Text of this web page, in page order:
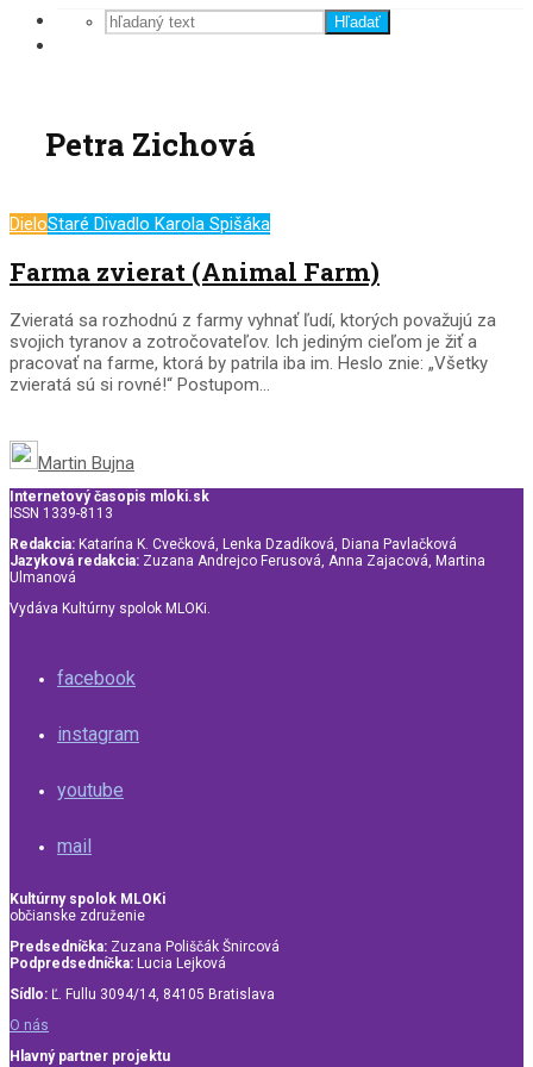
Hľadať
Petra Zichová
DieloStaré Divadlo Karola Spišáka
Farma zvierat (Animal Farm)
Zvieratá sa rozhodnú z farmy vyhnať ľudí, ktorých považujú za
svojich tyranov a zotročovateľov. Ich jediným cieľom je žiť a
pracovať na farme, ktorá by patrila iba im. Heslo znie: „Všetky
zvieratá sú si rovné!“ Postupom...
Martin Bujna
Internetový časopis mloki.sk
ISSN 1339-8113
Redakcia: Katarína K. Cvečková, Lenka Dzadíková, Diana Pavlačková
Jazyková redakcia: Zuzana Andrejco Ferusová, Anna Zajacová, Martina
Ulmanová
Vydáva Kultúrny spolok MLOKi.
facebook
instagram
youtube
mail
Kultúrny spolok MLOKi
občianske združenie
Predsedníčka: Zuzana Poliščák Šnircová
Podpredsedníčka: Lucia Lejková
Sídlo: Ľ. Fullu 3094/14, 84105 Bratislava
O nás
Hlavný partner projektu